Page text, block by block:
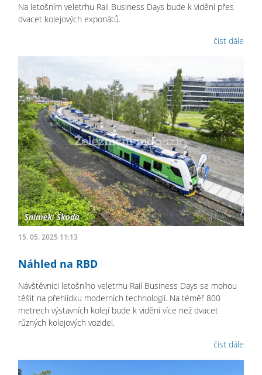
Na letošním veletrhu Rail Business Days bude k vidění přes
dvacet kolejových exponátů.
číst dále
15. 05. 2025 11:13
Náhled na RBD
Návštěvníci letošního veletrhu Rail Business Days se mohou
těšit na přehlídku moderních technologií. Na téměř 800
metrech výstavních kolejí bude k vidění více než dvacet
různých kolejových vozidel.
číst dále